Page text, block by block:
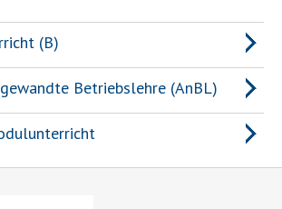
(B)
Betriebslehre (AnBL)